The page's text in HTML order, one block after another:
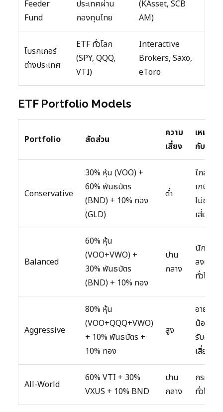
Feeder
Fund
ประเทศผ่าน
กองทุนไทย
(KAsset, SCB
AM)
โบรกเกอร์
ต่างประเทศ
ETF ทั่วโลก
(SPY, QQQ,
VTI)
Interactive
Brokers, Saxo,
eToro
ETF Portfolio Models
Portfolio สัดส่วน
ความ
เสี่ยง
เหมาะ
กับ
Conservative
30% หุ้น (VOO) +
60% พันธบัตร
(BND) + 10% ทอง
(GLD)
ต่ำ
ใกล้
เกษียณ,
ไม่ชอบ
เสี่ยง
Balanced
60% หุ้น
(VOO+VWO) +
30% พันธบัตร
(BND) + 10% ทอง
ปาน
กลาง
นัก
ลงทุน
ทั่วไป
Aggressive
80% หุ้น
(VOO+QQQ+VWO)
+ 10% พันธบัตร +
10% ทอง
สูง
อายุ
น้อย,
รับความ
เสี่ยงได้
All-World
60% VTI + 30%
VXUS + 10% BND
ปาน
กลาง
กระจาย
ทั่วโลก